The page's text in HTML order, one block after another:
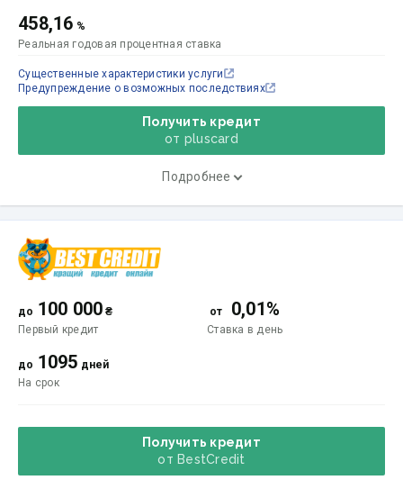
458,16 %
Реальная годовая процентная ставка
Получить кредит
от pluscard
Подробнее
Существенные характеристики услуги
Предупреждение о возможных последствиях
до 100 000 ₴
Первый кредит
от 0,01%
Ставка в день
до 1095 дней
На срок
Получить кредит
от BestCredit